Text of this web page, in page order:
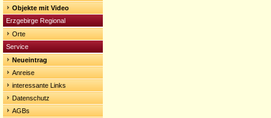
Objekte mit Video
Erzgebirge Regional
Orte
Service
Neueintrag
Anreise
interessante Links
Datenschutz
AGBs